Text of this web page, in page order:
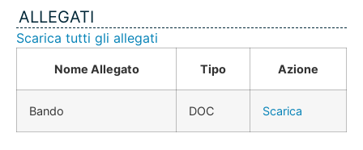
ALLEGATI
Scarica tutti gli allegati
Nome Allegato Tipo Azione
Bando DOC Scarica